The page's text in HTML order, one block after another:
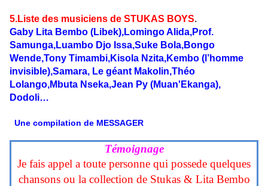
5.Liste des musiciens de STUKAS BOYS.
Gaby Lita Bembo (Libek),Lomingo Alida,Prof.
Samunga,Luambo Djo Issa,Suke Bola,Bongo
Wende,Tony Timambi,Kisola Nzita,Kembo (l’homme
invisible),Samara, Le géant Makolin,Théo
Lolango,Mbuta Nseka,Jean Py (Muan'Ekanga),
Dodoli…
Une compilation de MESSAGER
Témoignage
Je fais appel a toute personne qui possede quelques
chansons ou la collection de Stukas & Lita Bembo